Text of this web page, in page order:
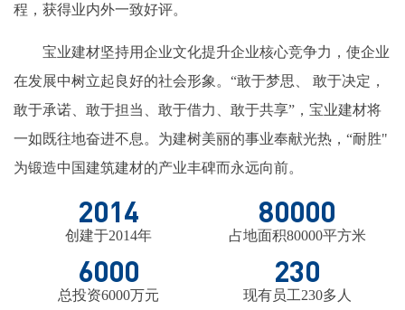
程，获得业内外一致好评。
宝业建材坚持用企业文化提升企业核心竞争力，使企业
在发展中树立起良好的社会形象。“敢于梦思、 敢于决定，
敢于承诺、敢于担当、敢于借力、敢于共享”，宝业建材将
一如既往地奋进不息。为建树美丽的事业奉献光热，“耐胜"
为锻造中国建筑建材的产业丰碑而永远向前。
2014
创建于2014年
80000
占地面积80000平方米
6000
总投资6000万元
230
现有员工230多人